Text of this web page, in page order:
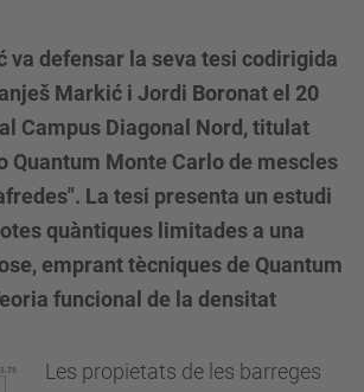
va defensar la seva tesi codirigida
Markić i Jordi Boronat el 20
Campus Diagonal Nord, titulat
Quantum Monte Carlo de mescles
La tesi presenta un estudi
quàntiques limitades a una
emprant tècniques de Quantum
funcional de la densitat
Les propietats de les barreges